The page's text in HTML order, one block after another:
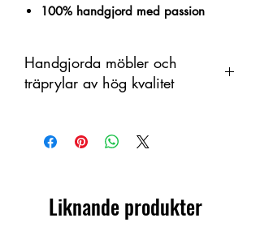
100% handgjord med passion
Handgjorda möbler och
träprylar av hög kvalitet
som ett organiskt material med
färgskiftningar. Därför kan skillnader
Liknande produkter